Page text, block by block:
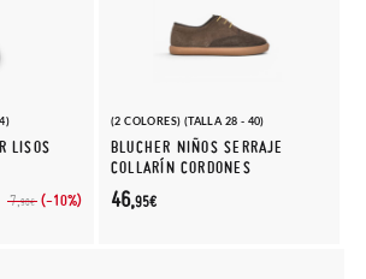
LISOS
7,90€ (-10%)
(2 COLORES) (TALLA 28 - 40)
BLUCHER NIÑOS SERRAJE
COLLARÍN CORDONES
46,95€